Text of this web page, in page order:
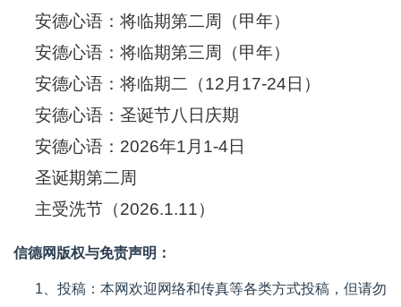
安德心语：将临期第二周（甲年）
安德心语：将临期第三周（甲年）
安德心语：将临期二（12月17-24日）
安德心语：圣诞节八日庆期
安德心语：2026年1月1-4日
圣诞期第二周
主受洗节（2026.1.11）
信德网版权与免责声明：
1、投稿：本网欢迎网络和传真等各类方式投稿，但请勿